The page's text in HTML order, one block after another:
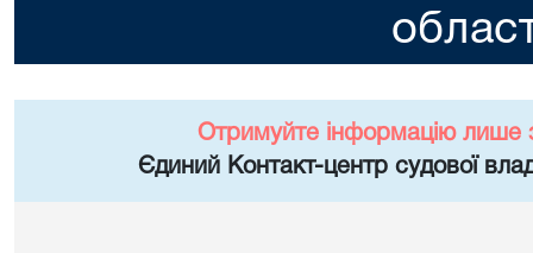
Отримуйте інформацію лише
Єдиний Контакт-центр судової